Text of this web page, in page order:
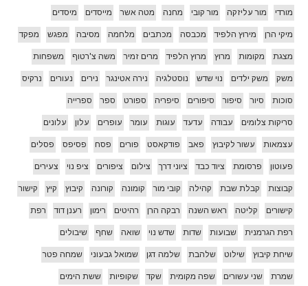
מורדי מור עליזקה מור קובי מחנה מטה אשר מייסדים מיסדים
מיקי הרן מירוץ הלפיד מכבסה מכתבים מלחמה מסיבה מפגש מפקד
מצגת מקומות מרוץ מרוץ הלפיד מרים זמיר משה צ'רטוף משפחות
משק משק ילדים נוי שדש נוסטלגיה נירה אטינגר נירים נעורים נרקיס
סוכות סיור סיפור סיפורים סיפריה ספורט ספר ספרייה
סריקות צלומים עבודה עדעד עוגות עומר עופרים עלון עלונים
עצמאות עשור לקיבוץ פאב פודקאסט פורים פסח פסיפס פסלים
פעוטון פרסומת ציוד כבד ציוני דרך צילום ציפורים ציפ נוי צעירים
קבוצות קבלת שבת קהילה קובי מור קומונה קורונה קיבוץ קיץ קישור
קישורים קליטה ראש השנה רבקה הרן רהיטים רימון רענן דוד רפת
רפת הגרמנית שבועות שדות שדש נוי שואה שחף שיבולים
שיחת קיבוץ שילוט שלהבת שלמה דגן שמואל גבעוני שמחה פטר
שמרת שני עשורים שפה מקומית שקד שקופיות ששת הימים